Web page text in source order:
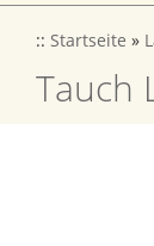
:: Startseite »
Tauch